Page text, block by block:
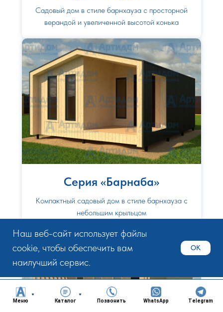
Меню Каталог Позвонить WhatsApp Telegram
Садовый дом в стиле барнхауза с просторной
верандой и увеличенной высотой конька
Серия «Барнаба»
Компактный садовый дом в стиле барнхауза с
небольшим крыльцом
Наш веб-сайт использует файлы
cookie, чтобы обеспечить вам
наилучший сервис.
OK